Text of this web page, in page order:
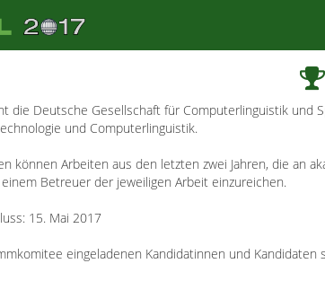
die Deutsche Gesellschaft für Computerlinguistik und
und Computerlinguistik.
können Arbeiten aus den letzten zwei Jahren, die an
Betreuer der jeweiligen Arbeit einzureichen.
15. Mai 2017
eingeladenen Kandidatinnen und